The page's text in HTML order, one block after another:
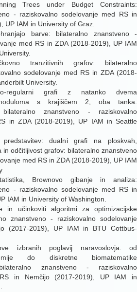
Trees under Budget Constraints:
- raziskovalno sodelovanje med RS in
UP IAM in University of Graz.
barve: bilateralno znanstveno -
med RS in ZDA (2018-2019), UP IAM
tranzitivnih grafov: bilateralno
sodelovanje med RS in ZDA (2018-
University.
regularni grafi z natanko dvema
s krajiščem 2, oba tanka:
znanstveno - raziskovalno
in ZDA (2018-2019), UP IAM in Seattle
predstavitev: dualni grafi na ploskvah,
in odčitljivost grafov: bilateralno znanstveno
med RS in ZDA (2018-2019), UP IAM
Brownovo gibanje in analiza:
- raziskovalno sodelovanje med RS in
IAM in University of Washington.
in učinkoviti algoritmi za optimizacijske
znanstveno - raziskovalno sodelovanje
(2017-2019), UP IAM in BTU Cottbus-
izbranih poglavij naravoslovja: od
do diskretne biomatematike
bilateralno znanstveno - raziskovalno
in Nemčijo (2017-2019), UP IAM in